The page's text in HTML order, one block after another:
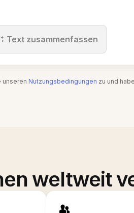
Text zusammenfassen
unseren Nutzungsbedingungen zu und
weltweit